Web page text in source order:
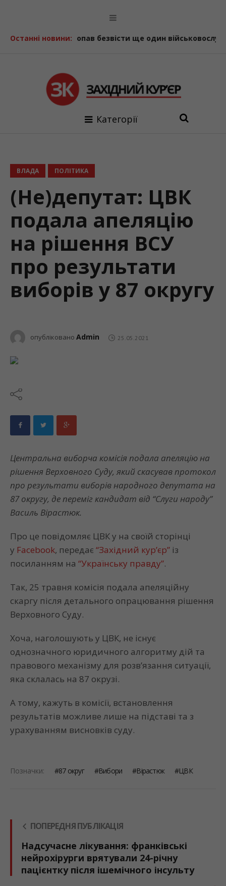
Останні новини:
+39 Пропав безвісти ще один військовослужбовець
Категорії
ВЛАДА ПОЛІТИКА
(Не)депутат: ЦВК
подала апеляцію
на рішення ВСУ
про результати
виборів у 87 округу
опубліковано Admin 25.05.2021
Центральна виборча комісія подала апеляцію на
рішення Верховного Суду, який скасував протокол
про результати виборів народного депутата на
87 округу, де переміг кандидат від “Слуги народу”
Василь Вірастюк.
Про це повідомляє ЦВК у на своїй сторінці
у Facebook, передає “Західний кур’єр” із
посиланням на “Українську правду”.
Так, 25 травня комісія подала апеляційну
скаргу після детального опрацювання рішення
Верховного Суду.
Хоча, наголошують у ЦВК, не існує
однозначного юридичного алгоритму дій та
правового механізму для розв’язання ситуації,
яка склалась на 87 окрузі.
А тому, кажуть в комісії, встановлення
результатів можливе лише на підставі та з
урахуванням висновків суду.
Позначки: 87 округ Вибори Вірастюк ЦВК
ПОПЕРЕДНЯ ПУБЛІКАЦІЯ
Надсучасне лікування: франківські
нейрохірурги врятували 24-річну
пацієнтку після ішемічного інсульту